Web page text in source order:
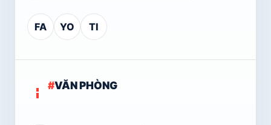
FA YO TI
#VĂN PHÒNG